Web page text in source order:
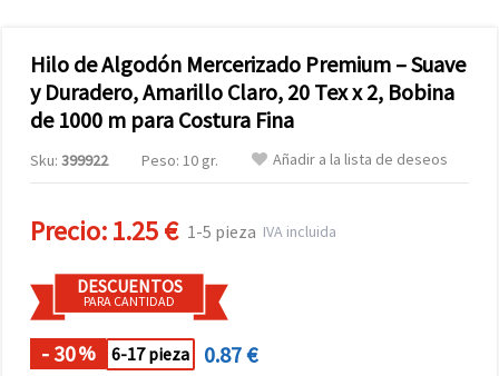
Hilo de Algodón Mercerizado Premium – Suave
y Duradero, Amarillo Claro, 20 Tex x 2, Bobina
de 1000 m para Costura Fina
Sku: 399922 Peso: 10 gr. Añadir a la lista de deseos
Precio:1.25 € 1-5 pieza IVA incluida
DESCUENTOS
PARA CANTIDAD
- 30% 6-17 pieza
0.87 €